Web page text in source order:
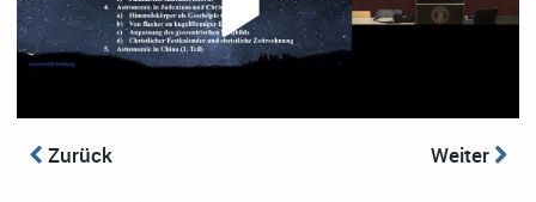
Zurück Weiter